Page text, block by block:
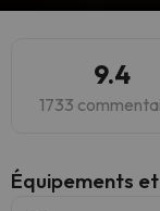
9.4
1733
​Équipements